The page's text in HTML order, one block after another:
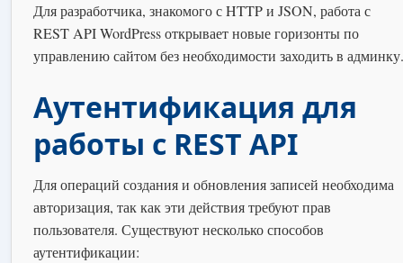
Для разработчика, знакомого с HTTP и JSON, работа с
REST API WordPress открывает новые горизонты по
управлению сайтом без необходимости заходить в админку.
Аутентификация для
работы с REST API
Для операций создания и обновления записей необходима
авторизация, так как эти действия требуют прав
пользователя. Существуют несколько способов
аутентификации: